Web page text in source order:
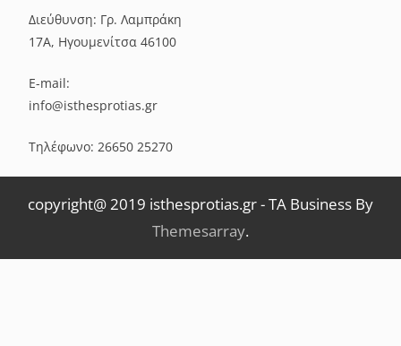
Διεύθυνση: Γρ. Λαμπράκη
17Α, Ηγουμενίτσα 46100
E-mail:
info@isthesprotias.gr
Τηλέφωνο: 26650 25270
copyright@ 2019 isthesprotias.gr-TA Business By
Themesarray.